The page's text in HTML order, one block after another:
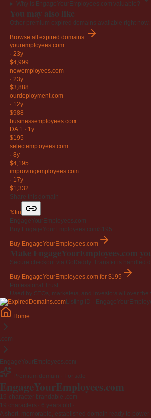
Why is EngageYourEmployees.com valuable?
You may also like
Other premium expired domains available right now.
Browse all expired domains
youremployees.com
· 23y
$4,999
newemployees.com
· 23y
$3,888
ourdeployment.com
· 12y
$988
businessemployees.com
DA 1 · 1y
$195
selectemployees.com
· 8y
$4,195
improvingemployees.com
· 17y
$1,332
Share this domain
𝕏fin
EngageYourEmployees.com
Buy EngageYourEmployees.com$195
Buy EngageYourEmployees.com
Make EngageYourEmployees.com
Secure checkout via GoDaddy. Transfer is handled
Buy EngageYourEmployees.com for $195
Professional Trust
Used by SEOs, marketers, and investors all over the
Listing ID ·
Home
.com
EngageYourEmployees.com
Premium domain · For sale
EngageYourEmployees.com
19-character brandable .com
19 characters · 6 years old
A short, memorable, established domain ready to